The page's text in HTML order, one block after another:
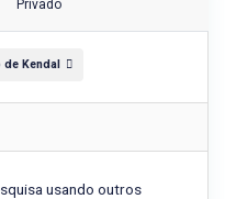
Privado
de Kendal
usando outros